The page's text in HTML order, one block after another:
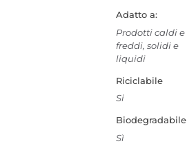
Adatto a:
Prodotti caldi e
freddi, solidi e
liquidi
Riciclabile
Si
Biodegradabile
Sì